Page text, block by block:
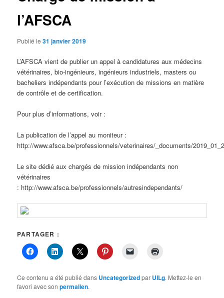
l’AFSCA
Publié le31 janvier 2019
L’AFSCA vient de publier un appel à candidatures aux médecins
vétérinaires, bio-ingénieurs, ingénieurs industriels, masters ou
bacheliers indépendants pour l’exécution de missions en matière
de contrôle et de certification.
Pour plus d’informations, voir :
La publication de l’appel au moniteur :
http://www.afsca.be/professionnels/veterinaires/_documents/
Le site dédié aux chargés de mission indépendants non
vétérinaires
: http://www.afsca.be/professionnels/autresindependants/
PARTAGER :
Ce contenu a été publié dans Uncategorizedpar UILg. Mettez-le en
favori avec sonpermalien.